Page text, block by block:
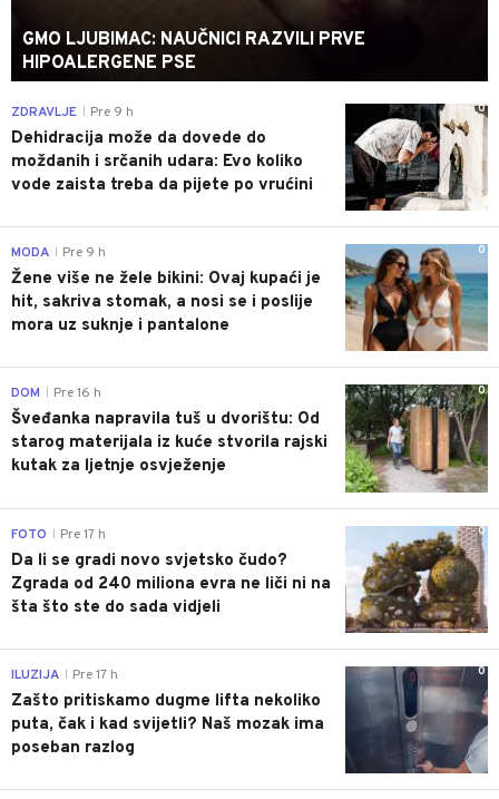
GMO LJUBIMAC: NAUČNICI RAZVILI PRVE
HIPOALERGENE PSE
0
ZDRAVLJE Pre 9 h
Dehidracija može da dovede do
moždanih i srčanih udara: Evo koliko
vode zaista treba da pijete po vrućini
0
MODA Pre 9 h
Žene više ne žele bikini: Ovaj kupaći je
hit, sakriva stomak, a nosi se i poslije
mora uz suknje i pantalone
0
DOM Pre 16 h
Šveđanka napravila tuš u dvorištu: Od
starog materijala iz kuće stvorila rajski
kutak za ljetnje osvježenje
0
FOTO Pre 17 h
Da li se gradi novo svjetsko čudo?
Zgrada od 240 miliona evra ne liči ni na
šta što ste do sada vidjeli
0
ILUZIJA Pre 17 h
Zašto pritiskamo dugme lifta nekoliko
puta, čak i kad svijetli? Naš mozak ima
poseban razlog